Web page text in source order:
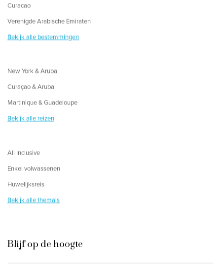
Curacao
Verenigde Arabische Emiraten
Bekijk alle bestemmingen
New York & Aruba
Curaçao & Aruba
Martinique & Guadeloupe
Bekijk alle reizen
All Inclusive
Enkel volwassenen
Huwelijksreis
Bekijk alle thema's
Blijf op de hoogte